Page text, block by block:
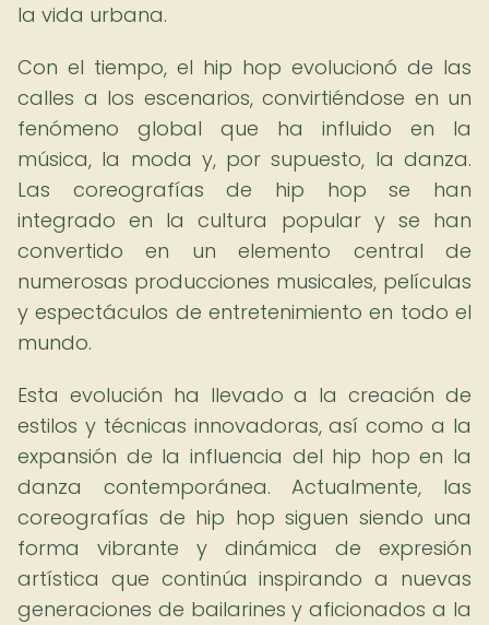
la vida urbana.
Con el tiempo, el hip hop evolucionó de las
calles a los escenarios, convirtiéndose en un
fenómeno global que ha influido en la
música, la moda y, por supuesto, la danza.
Las coreografías de hip hop se han
integrado en la cultura popular y se han
convertido en un elemento central de
numerosas producciones musicales, películas
y espectáculos de entretenimiento en todo el
mundo.
Esta evolución ha llevado a la creación de
estilos y técnicas innovadoras, así como a la
expansión de la influencia del hip hop en la
danza contemporánea. Actualmente, las
coreografías de hip hop siguen siendo una
forma vibrante y dinámica de expresión
artística que continúa inspirando a nuevas
generaciones de bailarines y aficionados a la